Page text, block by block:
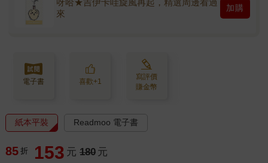
來
加購
電子書 喜歡+1
寫評價
賺金幣
紙本平裝 Readmoo 電子書
85 折 153 元 180 元